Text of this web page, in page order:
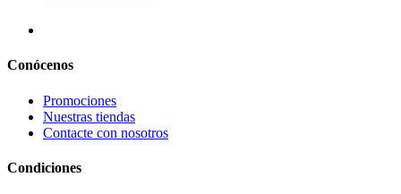
Conócenos
Promociones
Nuestras tiendas
Contacte con nosotros
Condiciones